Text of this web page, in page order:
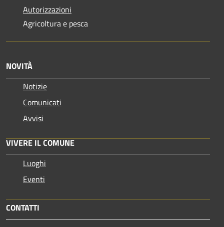
Autorizzazioni
Agricoltura e pesca
NOVITÀ
Notizie
Comunicati
Avvisi
VIVERE IL COMUNE
Luoghi
Eventi
CONTATTI